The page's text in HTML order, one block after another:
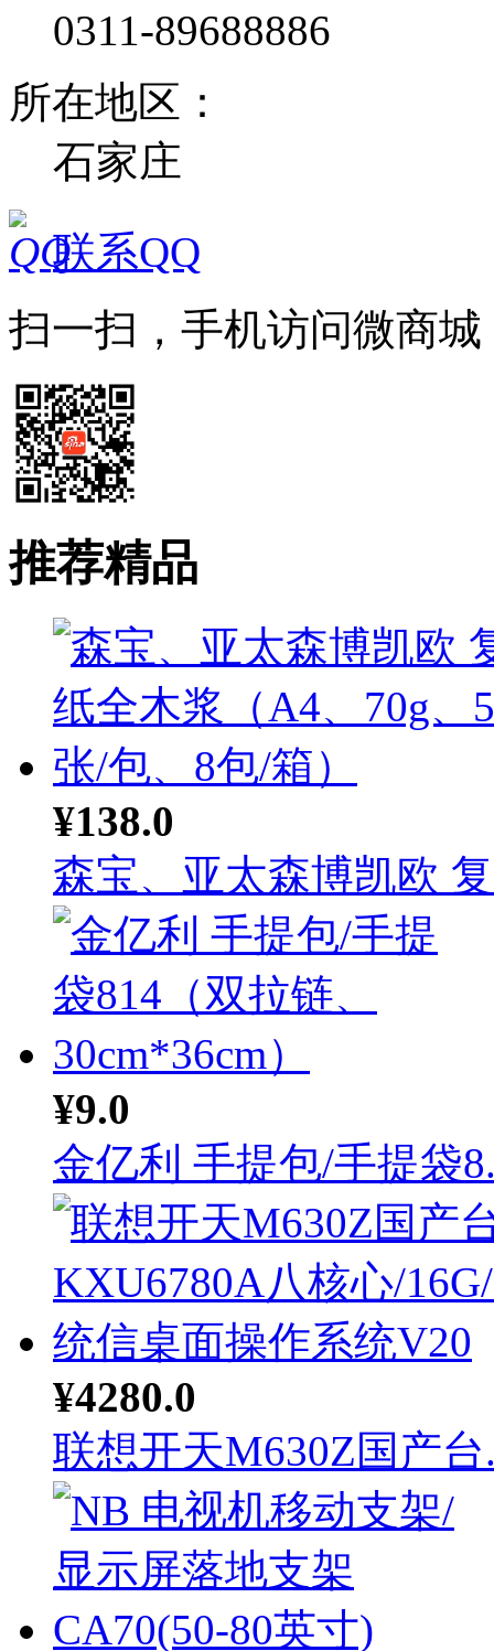
0311-89688886
所在地区：
石家庄
联系QQ
扫一扫，手机访问微商城
推荐精品
¥138.0
森宝、亚太森博凯欧
¥9.0
金亿利 手提包/手提袋
¥4280.0
联想开天M630Z国产台